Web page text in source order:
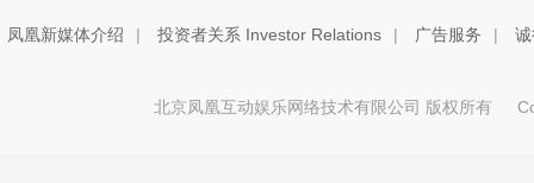
凤凰新媒体介绍 | 投资者关系 Investor Relations | 广告服务 |
北京凤凰互动娱乐网络技术有限公司 版权所有